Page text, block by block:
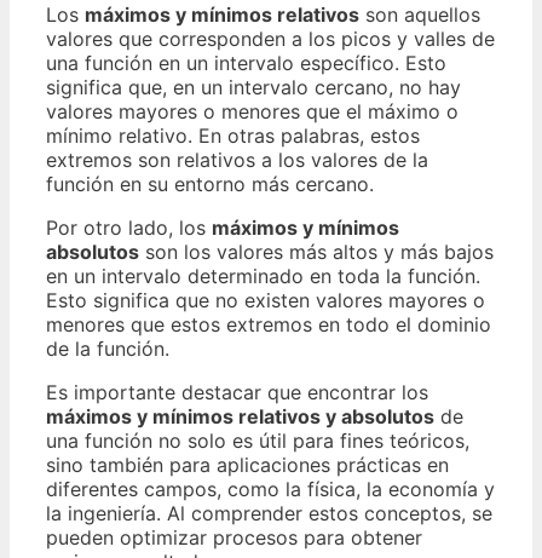
Los máximos y mínimos relativos son aquellos
valores que corresponden a los picos y valles de
una función en un intervalo específico. Esto
significa que, en un intervalo cercano, no hay
valores mayores o menores que el máximo o
mínimo relativo. En otras palabras, estos
extremos son relativos a los valores de la
función en su entorno más cercano.
Por otro lado, los máximos y mínimos
absolutos son los valores más altos y más bajos
en un intervalo determinado en toda la función.
Esto significa que no existen valores mayores o
menores que estos extremos en todo el dominio
de la función.
Es importante destacar que encontrar los
máximos y mínimos relativos y absolutos de
una función no solo es útil para fines teóricos,
sino también para aplicaciones prácticas en
diferentes campos, como la física, la economía y
la ingeniería. Al comprender estos conceptos, se
pueden optimizar procesos para obtener